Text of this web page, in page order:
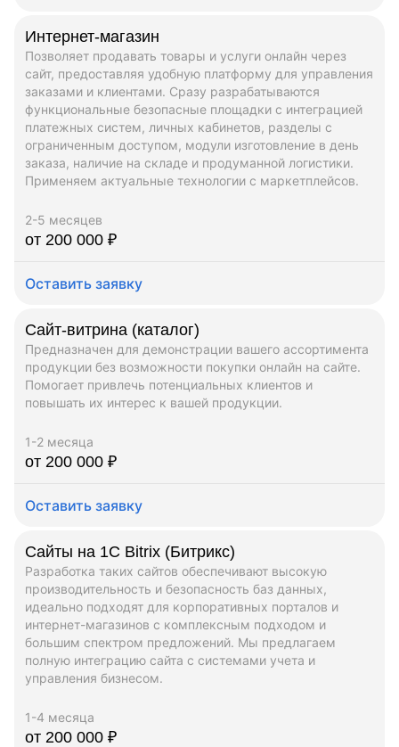
Интернет-магазин
Позволяет продавать товары и услуги онлайн через
сайт, предоставляя удобную платформу для управления
заказами и клиентами. Сразу разрабатываются
функциональные безопасные площадки с интеграцией
платежных систем, личных кабинетов, разделы с
ограниченным доступом, модули изготовление в день
заказа, наличие на складе и продуманной логистики.
Применяем актуальные технологии с маркетплейсов.
2-5 месяцев
от 200 000 ₽
Оставить заявку
Сайт-витрина (каталог)
Предназначен для демонстрации вашего ассортимента
продукции без возможности покупки онлайн на сайте.
Помогает привлечь потенциальных клиентов и
повышать их интерес к вашей продукции.
1-2 месяца
от 200 000 ₽
Оставить заявку
Сайты на 1C Bitrix (Битрикс)
Разработка таких сайтов обеспечивают высокую
производительность и безопасность баз данных,
идеально подходят для корпоративных порталов и
интернет-магазинов с комплексным подходом и
большим спектром предложений. Мы предлагаем
полную интеграцию сайта с системами учета и
управления бизнесом.
1-4 месяца
от 200 000 ₽